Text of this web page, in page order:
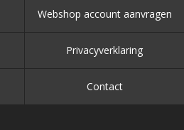
Webshop account aanvragen
Privacyverklaring
Contact